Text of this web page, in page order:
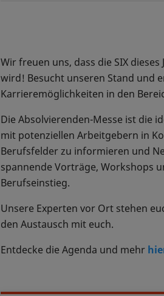
Wir freuen uns, dass die SIX
wird! Besucht unseren Stand und
Karrieremöglichkeiten in den
Die Absolvierenden-Messe ist die
mit potenziellen Arbeitgebern in
Berufsfelder zu informieren und
spannende Vorträge, Workshops
Berufseinstieg.
Unsere Experten vor Ort stehen
den Austausch mit euch.
Entdecke die Agenda und mehr